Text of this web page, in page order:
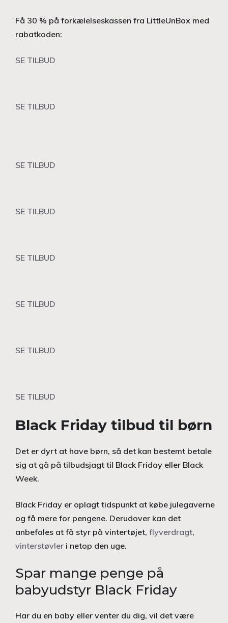
Få 30 % på forkælelseskassen fra LittleUnBox med
rabatkoden:
SE TILBUD
SE TILBUD
SE TILBUD
SE TILBUD
SE TILBUD
SE TILBUD
SE TILBUD
SE TILBUD
Black Friday tilbud til børn
Det er dyrt at have børn, så det kan bestemt betale
sig at gå på tilbudsjagt til Black Friday eller Black
Week.
Black Friday er oplagt tidspunkt at købe julegaverne
og få mere for pengene. Derudover kan det
anbefales at få styr på vintertøjet, flyverdragt,
vinterstøvler i netop den uge.
Spar mange penge på
babyudstyr Black Friday
Har du en baby eller venter du dig, vil det være